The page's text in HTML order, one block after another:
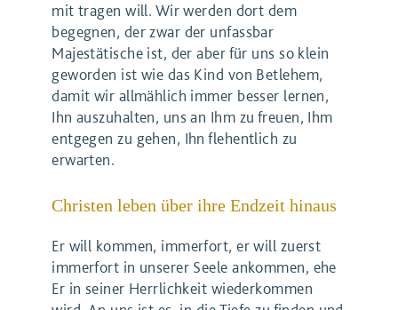
mit tragen will. Wir werden dort dem
begegnen, der zwar der unfassbar
Majestätische ist, der aber für uns so klein
geworden ist wie das Kind von Betlehem,
damit wir allmählich immer besser lernen,
Ihn auszuhalten, uns an Ihm zu freuen, Ihm
entgegen zu gehen, Ihn flehentlich zu
erwarten.
Christen leben über ihre Endzeit hinaus
Er will kommen, immerfort, er will zuerst
immerfort in unserer Seele ankommen, ehe
Er in seiner Herrlichkeit wiederkommen